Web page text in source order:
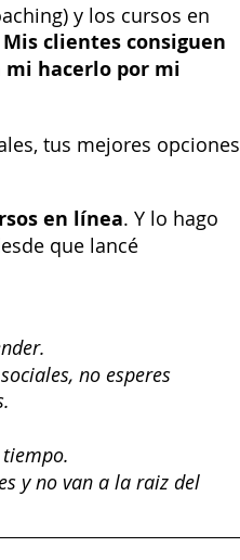
y los cursos en
Mis clientes consiguen
mi hacerlo por mi
tus mejores opciones
en línea. Y lo hago
que lancé
no esperes
y no van a la raiz del